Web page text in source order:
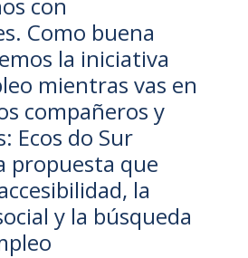
Como buena
la iniciativa
mientras vas en
compañeros y
Ecos do Sur
propuesta que
la
y la búsqueda